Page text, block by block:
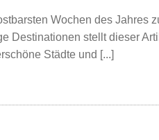
Wochen des Jahres
Destinationen stellt dieser
Städte und [...]